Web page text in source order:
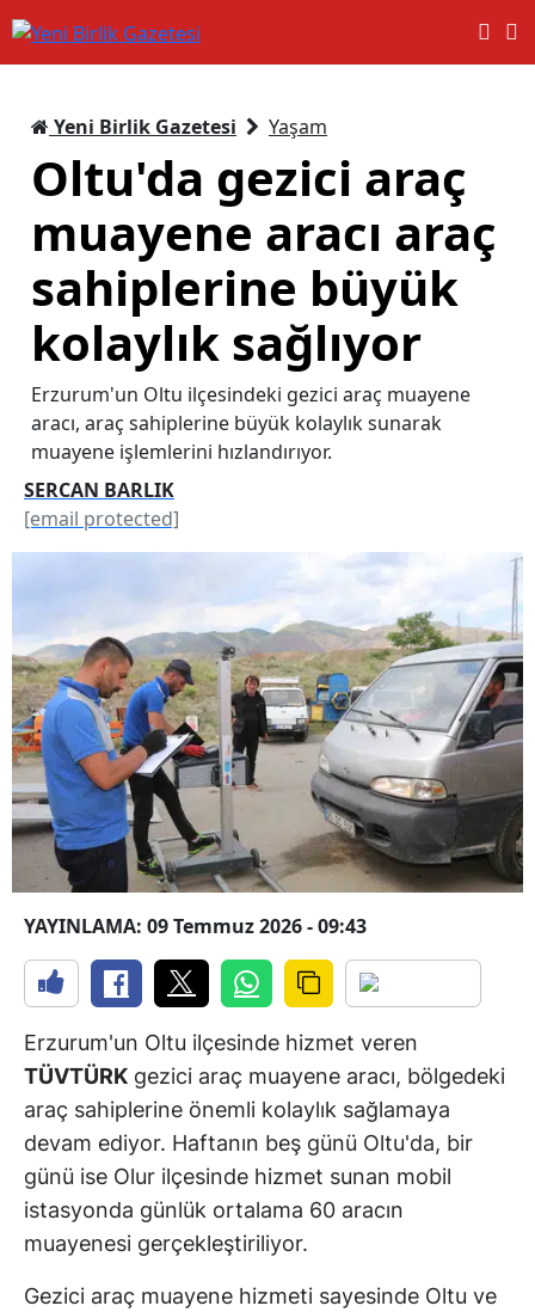
Yeni Birlik Gazetesi Yaşam
Oltu'da gezici araç
muayene aracı araç
sahiplerine büyük
kolaylık sağlıyor
Erzurum'un Oltu ilçesindeki gezici araç muayene
aracı, araç sahiplerine büyük kolaylık sunarak
muayene işlemlerini hızlandırıyor.
SERCAN BARLIK
[email protected]
YAYINLAMA: 09 Temmuz 2026 - 09:43
Erzurum'un Oltu ilçesinde hizmet veren
TÜVTÜRK gezici araç muayene aracı, bölgedeki
araç sahiplerine önemli kolaylık sağlamaya
devam ediyor. Haftanın beş günü Oltu'da, bir
günü ise Olur ilçesinde hizmet sunan mobil
istasyonda günlük ortalama 60 aracın
muayenesi gerçekleştiriliyor.
Gezici araç muayene hizmeti sayesinde Oltu ve